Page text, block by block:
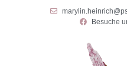
Besuche